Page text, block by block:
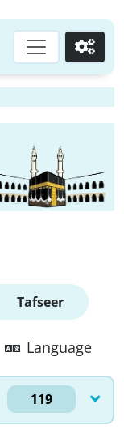
Go
Tafseer
Language
119